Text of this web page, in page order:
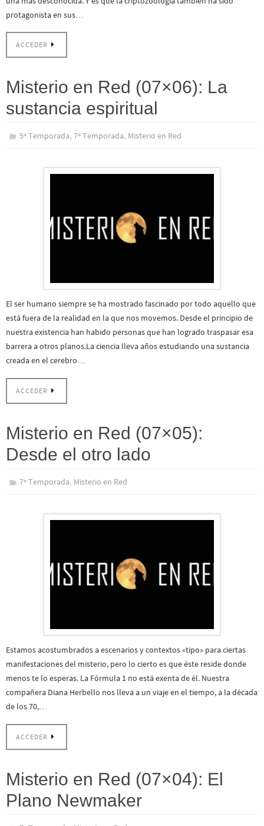
protagonista en sus…
ACCEDER
Misterio en Red (07×06): La
sustancia espiritual
5º Temporada,7º Temporada, Misterio en Red
El ser humano siempre se ha mostrado fascinado por todo aquello que
está fuera de la realidad en la que nos movemos. Desde el principio de
nuestra existencia han habido personas que han logrado traspasar esa
barrera a otros planos.La ciencia lleva años estudiando una sustancia
creada en el cerebro…
ACCEDER
Misterio en Red (07×05):
Desde el otro lado
7º Temporada, Misterio en Red
Estamos acostumbrados a escenarios y contextos «tipo» para ciertas
manifestaciones del misterio, pero lo cierto es que éste reside donde
menos te lo esperas. La Fórmula 1 no está exenta de él. Nuestra
compañera Diana Herbello nos lleva a un viaje en el tiempo, a la década
de los 70,…
ACCEDER
Misterio en Red (07×04): El
Plano Newmaker